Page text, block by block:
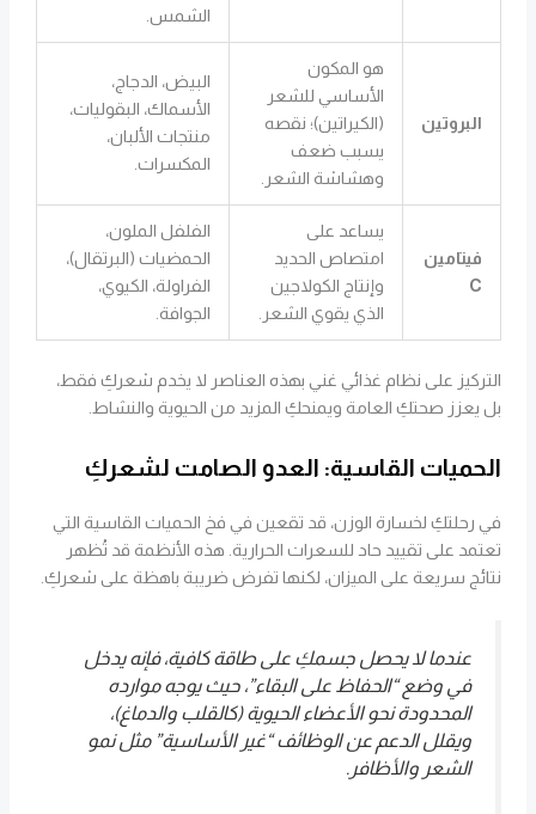
الشمس.
البروتين
هو المكون
الأساسي للشعر
(الكيراتين)؛ نقصه
يسبب ضعف
وهشاشة الشعر.
البيض، الدجاج،
الأسماك، البقوليات،
منتجات الألبان،
المكسرات.
فيتامين
C
يساعد على
امتصاص الحديد
وإنتاج الكولاجين
الذي يقوي الشعر.
الفلفل الملون،
الحمضيات (البرتقال)،
الفراولة، الكيوي،
الجوافة.
التركيز على نظام غذائي غني بهذه العناصر لا يخدم شعركِ فقط،
بل يعزز صحتكِ العامة ويمنحكِ المزيد من الحيوية والنشاط.
الحميات القاسية: العدو الصامت لشعركِ
في رحلتكِ لخسارة الوزن، قد تقعين في فخ الحميات القاسية التي
تعتمد على تقييد حاد للسعرات الحرارية. هذه الأنظمة قد تُظهر
نتائج سريعة على الميزان، لكنها تفرض ضريبة باهظة على شعركِ.
عندما لا يحصل جسمكِ على طاقة كافية، فإنه يدخل
في وضع “الحفاظ على البقاء”، حيث يوجه موارده
المحدودة نحو الأعضاء الحيوية (كالقلب والدماغ)،
ويقلل الدعم عن الوظائف “غير الأساسية” مثل نمو
الشعر والأظافر.